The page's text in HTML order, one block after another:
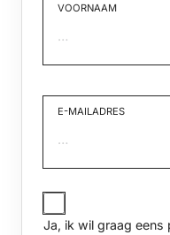
VOORNAAM
E-MAILADRES
JA,
IK
WIL
Ja, ik wil graag eens